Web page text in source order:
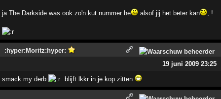
ja The Darkside was ook zo'n kut nummer he alsof jij het beter kan , !
:hyper:Moritz:hyper:
19 juni 2009 23:25
smack my derb blijft lkkr in je kop zitten